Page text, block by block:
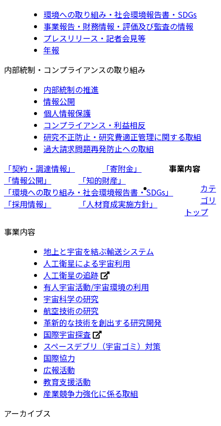
環境への取り組み・社会環境報告書・SDGs
事業報告・財務情報・評価及び監査の情報
プレスリリース・記者会見等
年報
内部統制・コンプライアンスの取り組み
内部統制の推進
情報公開
個人情報保護
コンプライアンス・利益相反
研究不正防止・研究費適正管理に関する取組
過大請求問題再発防止への取組
「契約・調達情報」
「寄附金」
「情報公開」
「知的財産」
「環境への取り組み・社会環境報告書・SDGs」
「採用情報」
「人材育成実施方針」
事業内容
カテ
ゴリ
トップ
事業内容
地上と宇宙を結ぶ輸送システム
人工衛星による宇宙利用
人工衛星の追跡
有人宇宙活動/宇宙環境の利用
宇宙科学の研究
航空技術の研究
革新的な技術を創出する研究開発
国際宇宙探査
スペースデブリ（宇宙ゴミ）対策
国際協力
広報活動
教育支援活動
産業競争力強化に係る取組
アーカイブス